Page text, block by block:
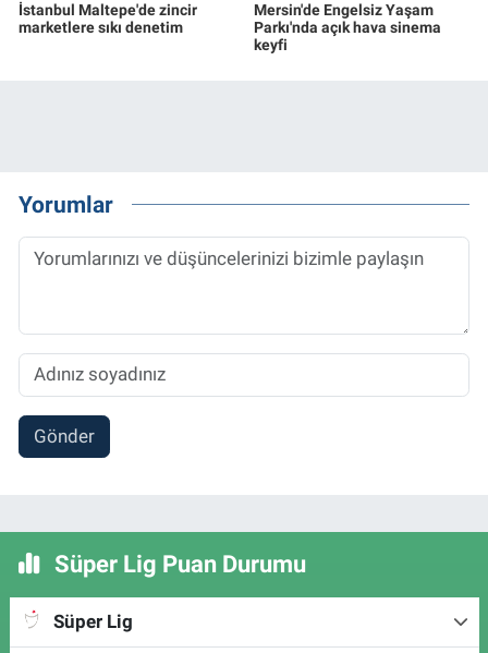
İstanbul Maltepe'de zincir
marketlere sıkı denetim
Mersin'de Engelsiz Yaşam
Parkı'nda açık hava sinema
keyfi
Yorumlar
Gönder
Süper Lig Puan Durumu
Süper Lig